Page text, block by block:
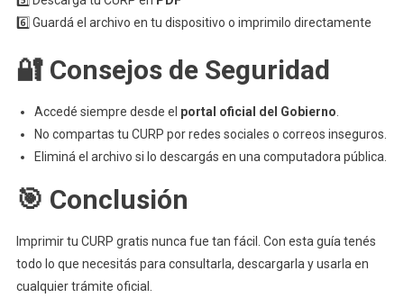
6️⃣ Guardá el archivo en tu dispositivo o imprimilo directamente
🔐 Consejos de Seguridad
Accedé siempre desde el portal oficial del Gobierno
No compartas tu CURP por redes sociales o correos inseguros.
Eliminá el archivo si lo descargás en una computadora pública.
🎯 Conclusión
Imprimir tu CURP gratis nunca fue tan fácil. Con esta guía tenés
todo lo que necesitás para consultarla, descargarla y usarla en
cualquier trámite oficial.